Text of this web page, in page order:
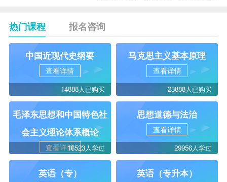
热门课程 报名咨询
中国近现代史纲要
查看详情
14888人已购买
马克思主义基本原理
查看详情
23888人已购买
毛泽东思想和中国特色社
会主义理论体系概论
查看详情16523人学过
思想道德与法治
查看详情
29956人学过
英语（专） 英语（专升本）